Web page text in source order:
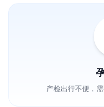
产检出行不便，